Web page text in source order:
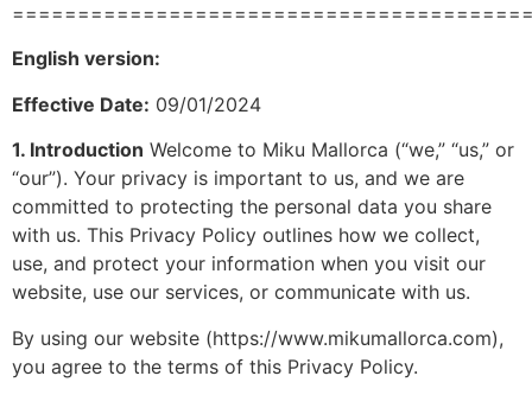
English version:
Effective Date: 09/01/2024
1. Introduction Welcome to Miku Mallorca (“we,” “us,” or
“our”). Your privacy is important to us, and we are
committed to protecting the personal data you share
with us. This Privacy Policy outlines how we collect,
use, and protect your information when you visit our
website, use our services, or communicate with us.
By using our website (https://www.mikumallorca.com),
you agree to the terms of this Privacy Policy.